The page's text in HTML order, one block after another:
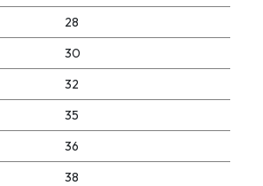
28
30
32
35
36
38